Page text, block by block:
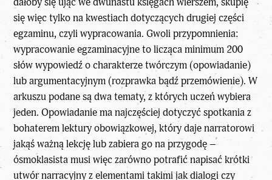
się więc tylko na kwestiach dotyczących drugiej części
egzaminu, czyli wypracowania. Gwoli przypomnienia:
wypracowanieegzaminacyjneto licząca minimum 200
słów wypowiedź o charakterze twórczym (opowiadanie)
lub argumentacyjnym (rozprawka bądź przemówienie). W
arkuszu podane są dwa tematy, z których uczeń wybiera
jeden. Opowiadanie ma najczęściej dotyczyć spotkania z
bohaterem lektury obowiązkowej, który daje narratorowi
jakąś ważną lekcję lub zabiera go na przygodę –
ósmoklasista musi więc zarówno potrafić napisać krótki
utwór narracyjny z elementami takimi jak dialogi czy